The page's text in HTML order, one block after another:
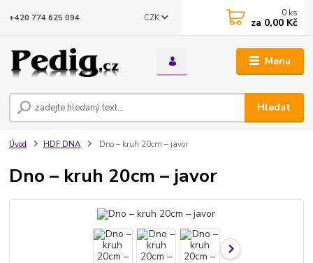
Menu
CZK
Hledat
+420 774 625 094 0 ks
za 0,00 Kč
Úvod HDF DNA Dno – kruh 20cm – javor
Dno – kruh 20cm – javor